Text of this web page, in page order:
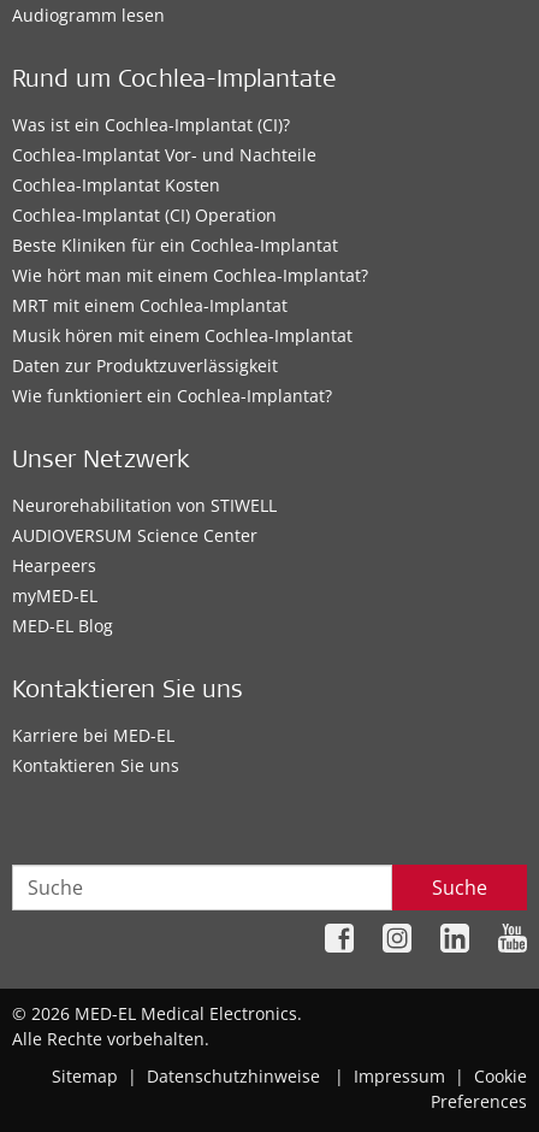
Audiogramm lesen
Rund um Cochlea-Implantate
Was ist ein Cochlea-Implantat (CI)?
Cochlea-Implantat Vor- und Nachteile
Cochlea-Implantat Kosten
Cochlea-Implantat (CI) Operation
Beste Kliniken für ein Cochlea-Implantat
Wie hört man mit einem Cochlea-Implantat?
MRT mit einem Cochlea-Implantat
Musik hören mit einem Cochlea-Implantat
Daten zur Produktzuverlässigkeit
Wie funktioniert ein Cochlea-Implantat?
Unser Netzwerk
Neurorehabilitation von STIWELL
AUDIOVERSUM Science Center
Hearpeers
myMED‑EL
MED-EL Blog
Kontaktieren Sie uns
Karriere bei MED-EL
Kontaktieren Sie uns
Suche
© 2026 MED-EL Medical Electronics.
Alle Rechte vorbehalten.
Sitemap
| Datenschutzhinweise | Impressum | Cookie
Preferences